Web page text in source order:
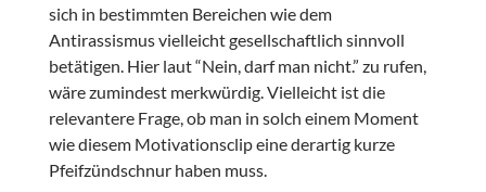
sich in bestimmten Bereichen wie dem
Antirassismus vielleicht gesellschaftlich sinnvoll
betätigen. Hier laut “Nein, darf man nicht.” zu rufen,
wäre zumindest merkwürdig. Vielleicht ist die
relevantere Frage, ob man in solch einem Moment
wie diesem Motivationsclip eine derartig kurze
Pfeifzündschnur haben muss.